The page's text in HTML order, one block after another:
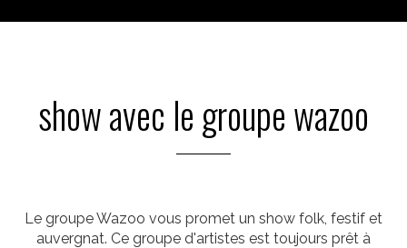
show avec le groupe wazoo
Le groupe Wazoo vous promet un show folk, festif et
auvergnat. Ce groupe d'artistes est toujours prêt à